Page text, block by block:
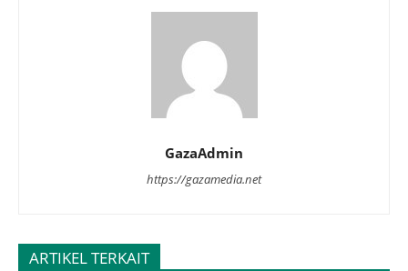
GazaAdmin
https://gazamedia.net
ARTIKEL TERKAIT